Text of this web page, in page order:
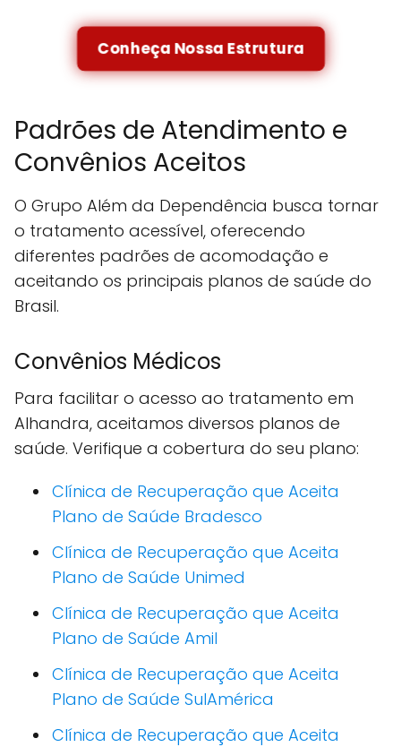
Conheça Nossa Estrutura
Padrões de Atendimento e
Convênios Aceitos
O Grupo Além da Dependência busca tornar
o tratamento acessível, oferecendo
diferentes padrões de acomodação e
aceitando os principais planos de saúde do
Brasil.
Convênios Médicos
Para facilitar o acesso ao tratamento em
Alhandra, aceitamos diversos planos de
saúde. Verifique a cobertura do seu plano:
Clínica de Recuperação que Aceita
Plano de Saúde Bradesco
Clínica de Recuperação que Aceita
Plano de Saúde Unimed
Clínica de Recuperação que Aceita
Plano de Saúde Amil
Clínica de Recuperação que Aceita
Plano de Saúde SulAmérica
Clínica de Recuperação que Aceita